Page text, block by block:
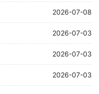
2026-07-08
2026-07-03
2026-07-03
2026-07-03